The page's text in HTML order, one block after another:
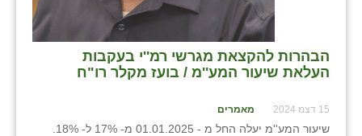
הבהרות להקצאת מגרשי רמ''י בעקבות
העלאת שיעור המע''מ / בועז מקלר רו"ח
15 דצמ 2024 מאמרים
שיעור המע''מ יעלה החל מ - 01.01.2025 מ- 17% ל- 18%.
גן השומרון